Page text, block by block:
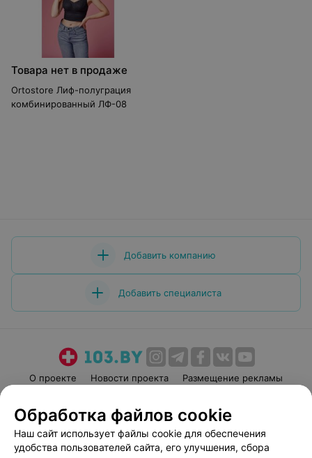
Товара нет в продаже
Ortostore Лиф-полуграция
комбинированный ЛФ-08
Добавить компанию
Добавить специалиста
О проекте Новости проекта
Размещение рекламы
Пользовательское соглашение
Способы оплаты
Вакансии
Партнеры
Обработка файлов cookie
Наш сайт использует файлы cookie для обеспечения
удобства пользователей сайта, его улучшения, сбора